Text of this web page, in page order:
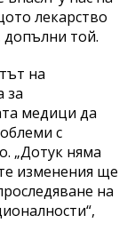
лекарство
допълни той.
на
за
медици да
с
„Дотук няма
изменения ще
на